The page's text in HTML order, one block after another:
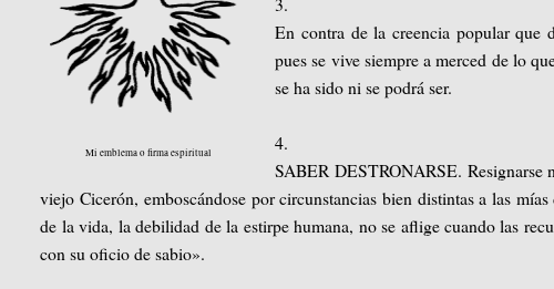
Mi emblema o firma espiritual
En contra de la creencia popular que
pues se vive siempre a merced de lo
se ha sido ni se podrá ser.
4.
SABER DESTRONARSE. Resignarse
viejo Cicerón, emboscándose por circunstancias bien distintas a las
de la vida, la debilidad de la estirpe humana, no se aflige cuando las
con su oficio de sabio».